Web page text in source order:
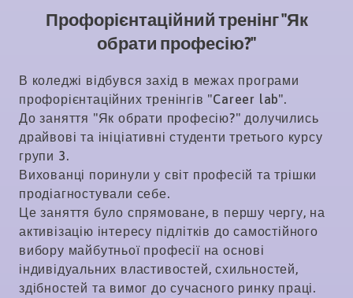
Профорієнтаційний тренінг "Як
обрати професію?"
В коледжі відбувся захід в межах програми
профорієнтаційних тренінгів "Career lab".
До заняття "Як обрати професію?" долучились
драйвові та ініціативні студенти третього курсу
групи 3.
Вихованці поринули у світ професій та трішки
продіагностували себе.
Це заняття було спрямоване, в першу чергу, на
активізацію інтересу підлітків до самостійного
вибору майбутньої професії на основі
індивідуальних властивостей, схильностей,
здібностей та вимог до сучасного ринку праці.